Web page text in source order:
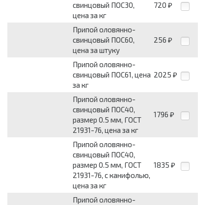
свинцовый ПОС30,
цена за кг
720 ₽
Припой оловянно-
свинцовый ПОС60,
цена за штуку
256 ₽
Припой оловянно-
свинцовый ПОС61, цена
за кг
2025 ₽
Припой оловянно-
свинцовый ПОС40,
размер 0.5 мм, ГОСТ
21931-76, цена за кг
1796 ₽
Припой оловянно-
свинцовый ПОС40,
размер 0.5 мм, ГОСТ
21931-76, с канифолью,
цена за кг
1835 ₽
Припой оловянно-